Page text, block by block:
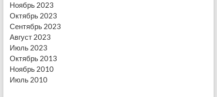
Ноябрь 2023
Октябрь 2023
Сентябрь 2023
Август 2023
Июль 2023
Октябрь 2013
Ноябрь 2010
Июль 2010